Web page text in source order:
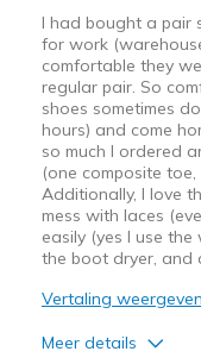
I had bought a pair
for work
comfortable they
regular pair. So
shoes sometimes
hours) and come
so much I ordered
(one composite
Additionally, I love
mess with laces
easily (yes I use
the boot dryer, and
Vertaling weergeven
Meer details